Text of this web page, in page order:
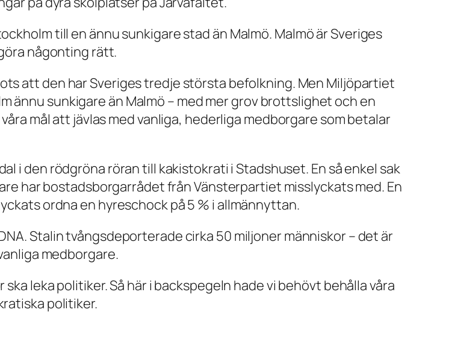
till en ännu sunkigare stad än Malmö. Malmö är Sveriges
någonting rätt.
att den har Sveriges tredje största befolkning. Men Miljöpartiet
ännu sunkigare än Malmö – med mer grov brottslighet och en
mål att jävlas med vanliga, hederliga medborgare som betalar
i den rödgröna röran till kakistokrati i Stadshuset. En så enkel sak
har bostadsborgarrådet från Vänsterpartiet misslyckats med. En
ordna en hyreschock på 5 % i allmännyttan.
Stalin tvångsdeporterade cirka 50 miljoner människor – det är
medborgare.
leka politiker. Så här i backspegeln hade vi behövt behålla våra
politiker.